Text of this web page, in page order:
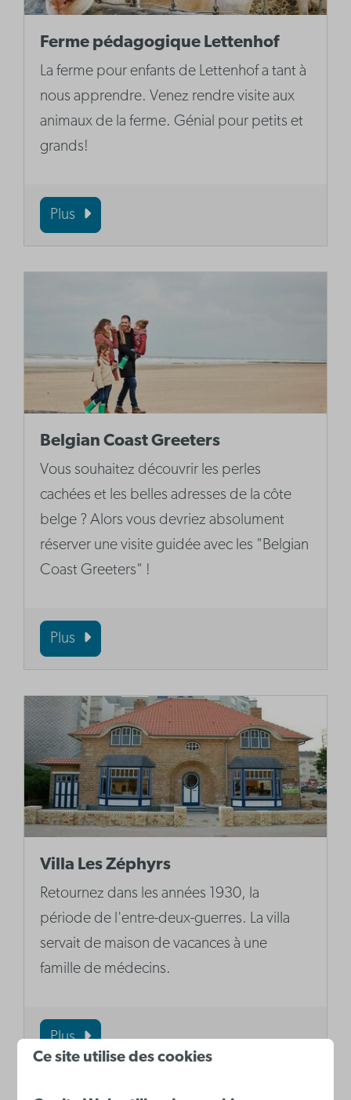
Ferme pédagogique Lettenhof
La ferme pour enfants de Lettenhof a tant à
nous apprendre. Venez rendre visite aux
animaux de la ferme. Génial pour petits et
grands!
Plus
Belgian Coast Greeters
Vous souhaitez découvrir les perles
cachées et les belles adresses de la côte
belge ? Alors vous devriez absolument
réserver une visite guidée avec les "Belgian
Coast Greeters" !
Plus
Villa Les Zéphyrs
Retournez dans les années 1930, la
période de l'entre-deux-guerres. La villa
servait de maison de vacances à une
famille de médecins.
Plus
Ce site utilise des cookies